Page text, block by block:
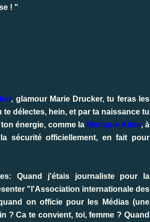
! "
, glamour Marie Drucker, tu feras les
délectes, hein, et par ta naissance tu
énergie, comme la Monique Atlan, à
sécurité officiellement, en fait pour
Quand j'étais journaliste pour la
"l'Association internationale des
on officie pour les Médias (une
? Ca te convient, toi, femme ? Quand